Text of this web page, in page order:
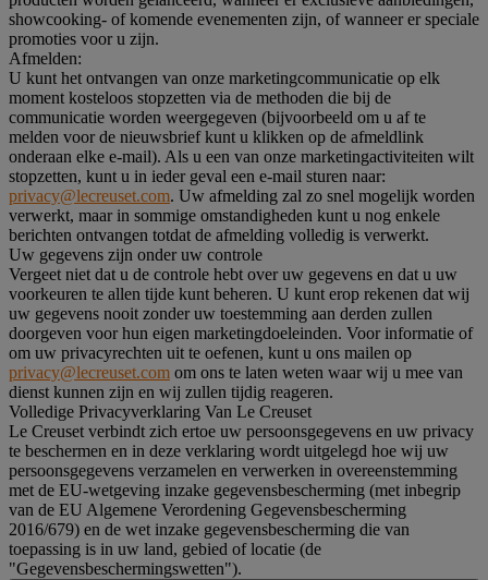
showcooking- of komende evenementen zijn, of wanneer er speciale
promoties voor u zijn.
Afmelden:
U kunt het ontvangen van onze marketingcommunicatie op elk
moment kosteloos stopzetten via de methoden die bij de
communicatie worden weergegeven (bijvoorbeeld om u af te
melden voor de nieuwsbrief kunt u klikken op de afmeldlink
onderaan elke e-mail). Als u een van onze marketingactiviteiten wilt
stopzetten, kunt u in ieder geval een e-mail sturen naar:
privacy@lecreuset.com. Uw afmelding zal zo snel mogelijk worden
verwerkt, maar in sommige omstandigheden kunt u nog enkele
berichten ontvangen totdat de afmelding volledig is verwerkt.
Uw gegevens zijn onder uw controle
Vergeet niet dat u de controle hebt over uw gegevens en dat u uw
voorkeuren te allen tijde kunt beheren. U kunt erop rekenen dat wij
uw gegevens nooit zonder uw toestemming aan derden zullen
doorgeven voor hun eigen marketingdoeleinden. Voor informatie of
om uw privacyrechten uit te oefenen, kunt u ons mailen op
privacy@lecreuset.com om ons te laten weten waar wij u mee van
dienst kunnen zijn en wij zullen tijdig reageren.
Volledige Privacyverklaring Van Le Creuset
Le Creuset verbindt zich ertoe uw persoonsgegevens en uw privacy
te beschermen en in deze verklaring wordt uitgelegd hoe wij uw
persoonsgegevens verzamelen en verwerken in overeenstemming
met de EU-wetgeving inzake gegevensbescherming (met inbegrip
van de EU Algemene Verordening Gegevensbescherming
2016/679) en de wet inzake gegevensbescherming die van
toepassing is in uw land, gebied of locatie (de
"Gegevensbeschermingswetten").